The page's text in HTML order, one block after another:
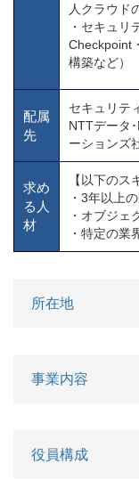
人クラウド
・セキュリ
Checkpoint
構築など）
配属
先
セキュリテ
NTTデータ
ーションズ
求め
る人
材
【以下のス
・3年以上
・オブジェ
・特定の業
所在地
事業内容
役員構成